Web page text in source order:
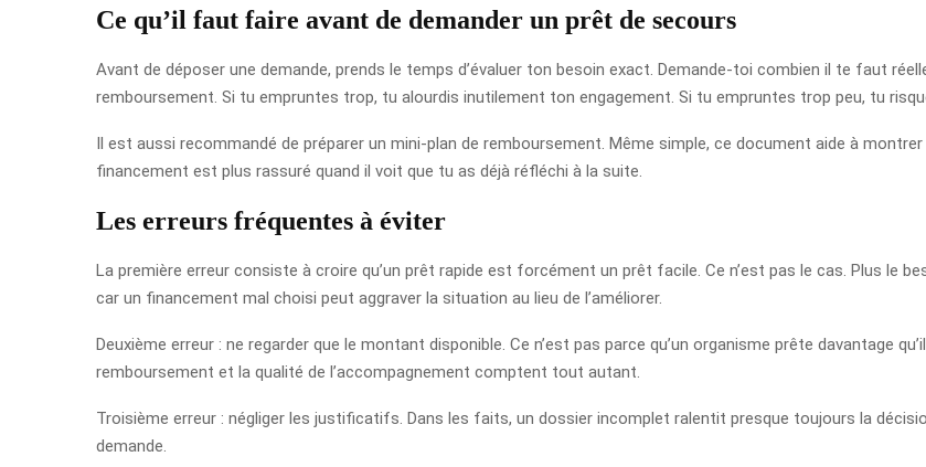
Ce qu’il faut faire avant de demander un prêt de secours
Avant de déposer une demande, prends le temps d’évaluer ton besoin exact. Demande-toi combien il te faut
remboursement. Si tu empruntes trop, tu alourdis inutilement ton engagement. Si tu empruntes trop peu, tu
Il est aussi recommandé de préparer un mini-plan de remboursement. Même simple, ce document aide à
financement est plus rassuré quand il voit que tu as déjà réfléchi à la suite.
Les erreurs fréquentes à éviter
La première erreur consiste à croire qu’un prêt rapide est forcément un prêt facile. Ce n’est pas le cas. Plus le
car un financement mal choisi peut aggraver la situation au lieu de l’améliorer.
Deuxième erreur : ne regarder que le montant disponible. Ce n’est pas parce qu’un organisme prête davantage
remboursement et la qualité de l’accompagnement comptent tout autant.
Troisième erreur : négliger les justificatifs. Dans les faits, un dossier incomplet ralentit presque toujours la
demande.